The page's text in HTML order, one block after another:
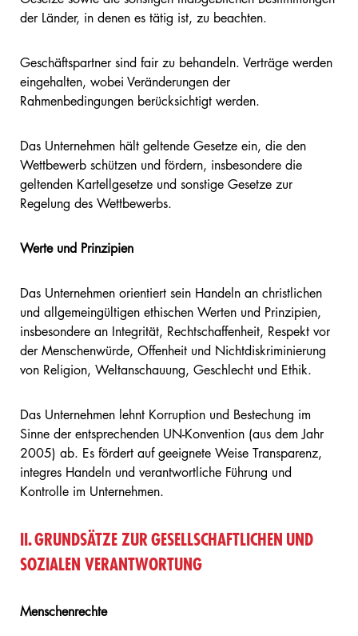
der Länder, in denen es tätig ist, zu beachten.
Geschäftspartner sind fair zu behandeln. Verträge werden
eingehalten, wobei Veränderungen der
Rahmenbedingungen berücksichtigt werden.
Das Unternehmen hält geltende Gesetze ein, die den
Wettbewerb schützen und fördern, insbesondere die
geltenden Kartellgesetze und sonstige Gesetze zur
Regelung des Wettbewerbs.
Werte und Prinzipien
Das Unternehmen orientiert sein Handeln an christlichen
und allgemeingültigen ethischen Werten und Prinzipien,
insbesondere an Integrität, Rechtschaffenheit, Respekt vor
der Menschenwürde, Offenheit und Nichtdiskriminierung
von Religion, Weltanschauung, Geschlecht und Ethik.
Das Unternehmen lehnt Korruption und Bestechung im
Sinne der entsprechenden UN-Konvention (aus dem Jahr
2005) ab. Es fördert auf geeignete Weise Transparenz,
integres Handeln und verantwortliche Führung und
Kontrolle im Unternehmen.
II. GRUNDSÄTZE ZUR GESELLSCHAFTLICHEN UND
SOZIALEN VERANTWORTUNG
Menschenrechte